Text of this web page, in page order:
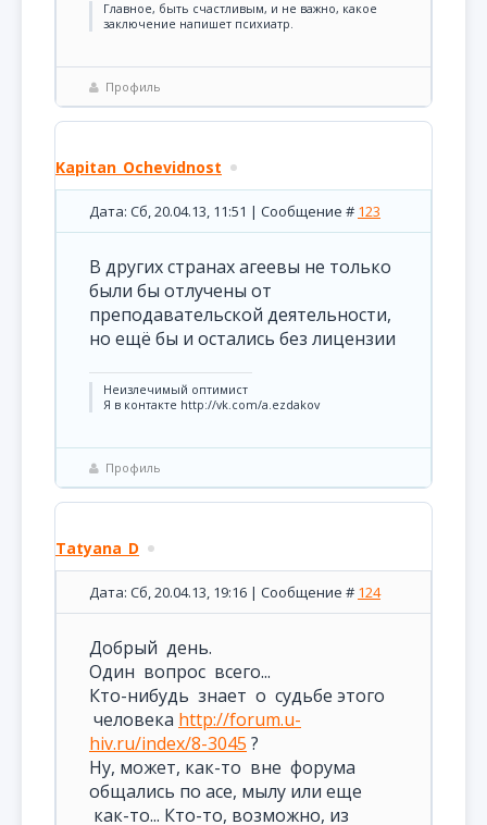
Главное, быть счастливым, и не важно, какое
заключение напишет психиатр.
Профиль
Kapitan_Ochevidnost
Дата: Сб, 20.04.13, 11:51 | Сообщение # 123
В других странах агеевы не только
были бы отлучены от
преподавательской деятельности,
но ещё бы и остались без лицензии
Неизлечимый оптимист
Я в контакте http://vk.com/a.ezdakov
Профиль
Tatyana_D
Дата: Сб, 20.04.13, 19:16 | Сообщение # 124
Добрый день.
Один вопрос всего...
Кто-нибудь знает о судьбе этого
человека http://forum.u-
hiv.ru/index/8-3045 ?
Ну, может, как-то вне форума
общались по асе, мылу или еще
как-то... Кто-то, возможно, из